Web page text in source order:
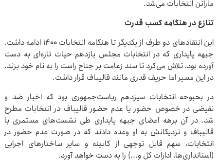
ماراتن انتخابات می‌شد.
تنازع در هنگامه کسب قدرت
این انتقادهای دو طرف از یکدیگر تا هنگامه انتخابات ۱۴۰۰ ادامه داشت.
جبهه پایداری که در انتخابات مجلس یازدهم حیات تازه‌ای به دست
آورده بود، تلاش می‌کرد تا سند زعامت بر جناح راست را به نام خود بزند.
در این مسیر اما حریف قدری مانند قالیباف قرار داشت.
در بحبوحه انتخابات سیزدهم ریاست‌جمهوری بود که اخبار ضد و
نقیضی در خصوص حضور یا عدم حضور قالیباف در انتخابات مطرح
شد. در آن برهه اعضای جبهه پایداری طی نشست‌های مستمری با
قالیباف و نزدیکانش به او وعده دادند که در صورت عدم حضور در
انتخابات، سهم قابل توجهی از کابینه و سایر ساختارهای اجرایی
(استانداری‌ها، ادارات کل و...) را به دست خواهد آورد.